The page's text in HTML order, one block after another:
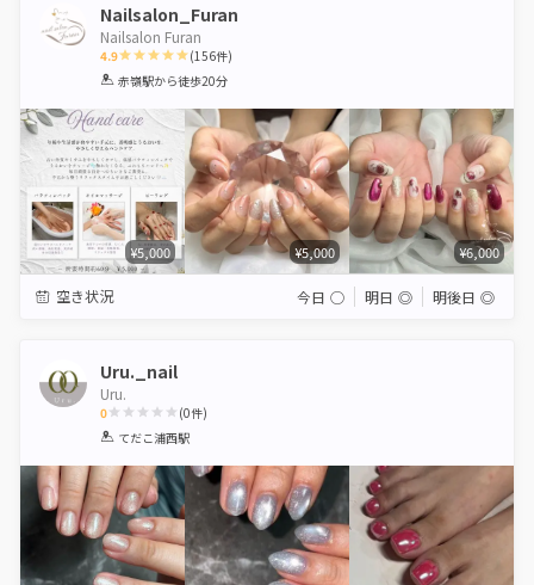
Nailsalon_Furan
Nailsalon Furan
4.9
1 2 3 4 5
(156件)
赤嶺駅から徒歩20分
¥5,000 ¥5,000 ¥6,000
空き状況 今日 ◯ 明日 ◎ 明後日 ◎
Uru._nail
Uru.
0
1 2 3 4 5
(0件)
てだこ浦西駅